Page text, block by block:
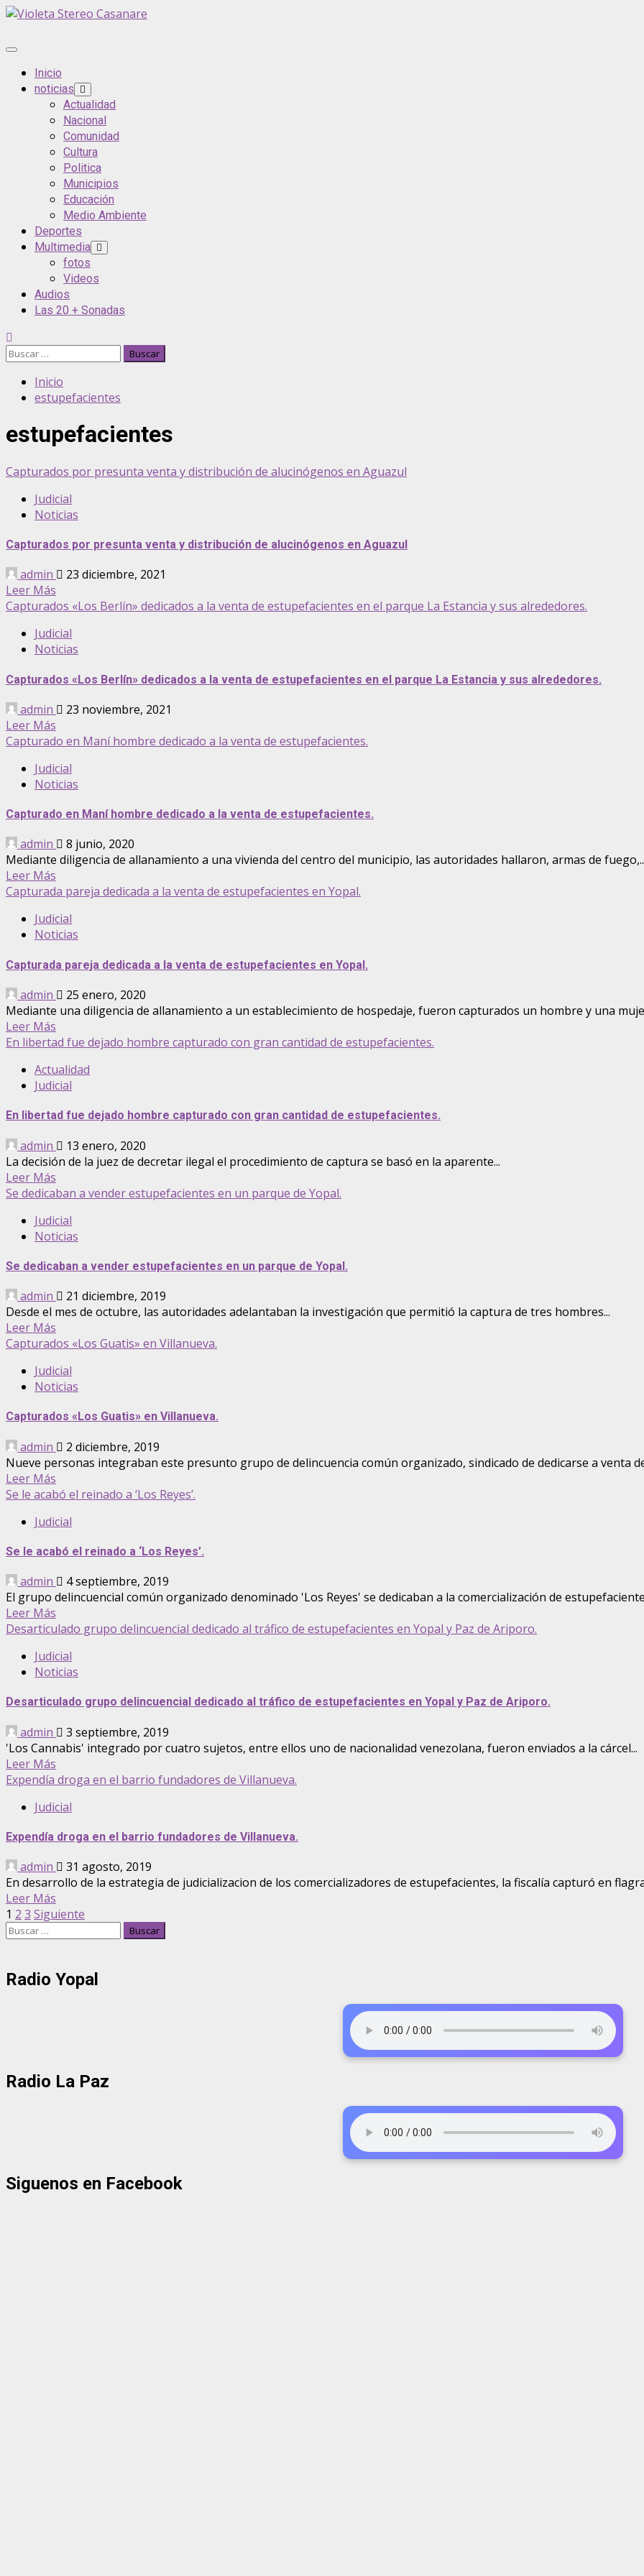
Saltar
contenido
Menú
principalInicio
noticias
Actualidad
Nacional
Comunidad
Cultura
Politica
Municipios
Educación
Medio Ambiente
Deportes
Multimedia
fotos
Videos
Audios
Las 20 + Sonadas
Buscar:
Inicio
estupefacientes
estupefacientes
Capturados por presunta venta y distribución de alucinógenos en Aguazul
Judicial
Noticias
Capturados por presunta venta y distribución de alucinógenos en Aguazul
admin
23 diciembre, 2021
Leer Más
Capturados «Los Berlín» dedicados a la venta de estupefacientes en el parque La Estancia y sus alrededores.
Judicial
Noticias
Capturados «Los Berlín» dedicados a la venta de estupefacientes en el parque La Estancia y sus alrededores.
admin
23 noviembre, 2021
Leer Más
Capturado en Maní hombre dedicado a la venta de estupefacientes.
Judicial
Noticias
Capturado en Maní hombre dedicado a la venta de estupefacientes.
admin
8 junio, 2020
Mediante diligencia de allanamiento a una vivienda del centro del municipio, las autoridades hallaron, armas de
Leer Más
Capturada pareja dedicada a la venta de estupefacientes en Yopal.
Judicial
Noticias
Capturada pareja dedicada a la venta de estupefacientes en Yopal.
admin
25 enero, 2020
Mediante una diligencia de allanamiento a un establecimiento de hospedaje, fueron capturados un hombre y una
Leer Más
En libertad fue dejado hombre capturado con gran cantidad de estupefacientes.
Actualidad
Judicial
En libertad fue dejado hombre capturado con gran cantidad de estupefacientes.
admin
13 enero, 2020
La decisión de la juez de decretar ilegal el procedimiento de captura se basó en la aparente...
Leer Más
Se dedicaban a vender estupefacientes en un parque de Yopal.
Judicial
Noticias
Se dedicaban a vender estupefacientes en un parque de Yopal.
admin
21 diciembre, 2019
Desde el mes de octubre, las autoridades adelantaban la investigación que permitió la captura de tres hombres...
Leer Más
Capturados «Los Guatis» en Villanueva.
Judicial
Noticias
Capturados «Los Guatis» en Villanueva.
admin
2 diciembre, 2019
Nueve personas integraban este presunto grupo de delincuencia común organizado, sindicado de dedicarse a venta
Leer Más
Se le acabó el reinado a ‘Los Reyes’.
Judicial
Se le acabó el reinado a ‘Los Reyes’.
admin
4 septiembre, 2019
El grupo delincuencial común organizado denominado 'Los Reyes' se dedicaban a la comercialización de
Leer Más
Desarticulado grupo delincuencial dedicado al tráfico de estupefacientes en Yopal y Paz de Ariporo.
Judicial
Noticias
Desarticulado grupo delincuencial dedicado al tráfico de estupefacientes en Yopal y Paz de Ariporo.
admin
3 septiembre, 2019
'Los Cannabis' integrado por cuatro sujetos, entre ellos uno de nacionalidad venezolana, fueron enviados a la cárcel...
Leer Más
Expendía droga en el barrio fundadores de Villanueva.
Judicial
Expendía droga en el barrio fundadores de Villanueva.
admin
31 agosto, 2019
En desarrollo de la estrategia de judicializacion de los comercializadores de estupefacientes, la fiscalía capturó en
Leer Más
Paginación
de
1 2 3 Siguiente
Buscar:
Radio Yopal
Radio La Paz
Siguenos en Facebook